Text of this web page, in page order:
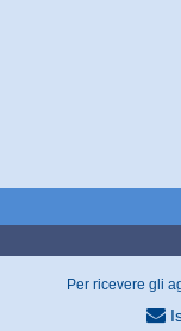
Per ricevere gli